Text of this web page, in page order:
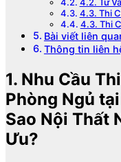
4.2. Tư
4.3. Thi
4.3. Thi
Bài viết liên
Thông tin liên
1. Nhu Cầu
Phòng Ngủ
Sao Nội Thất
Ưu?